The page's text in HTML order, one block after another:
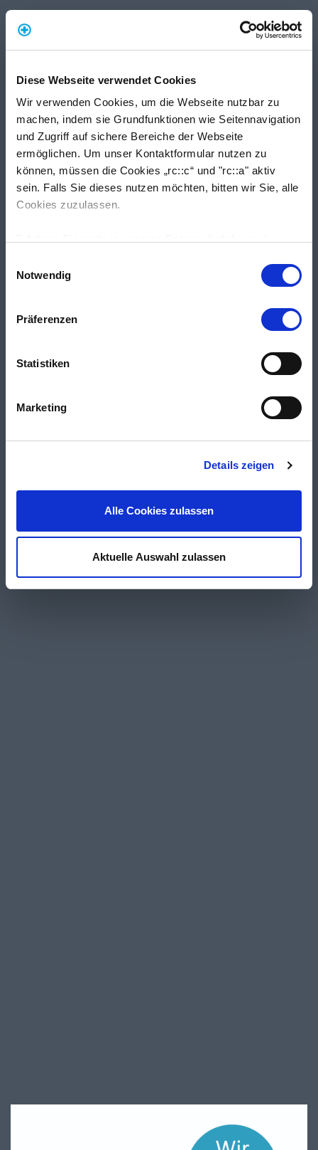
Diese Webseite verwendet Cookies
Wir verwenden Cookies, um die Webseite nutzbar zu
machen, indem sie Grundfunktionen wie Seitennavigation
und Zugriff auf sichere Bereiche der Webseite
ermöglichen. Um unser Kontaktformular nutzen zu
können, müssen die Cookies „rc::c“ und "rc::a" aktiv
sein. Falls Sie dieses nutzen möchten, bitten wir Sie, alle
Cookies zuzulassen.
Notwendig
Präferenzen
Statistiken
Marketing
Details zeigen
Alle Cookies zulassen
Aktuelle Auswahl zulassen